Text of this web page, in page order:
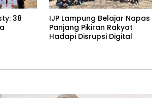
38
IJP Lampung Belajar Napas
Panjang Pikiran Rakyat
Hadapi Disrupsi Digital